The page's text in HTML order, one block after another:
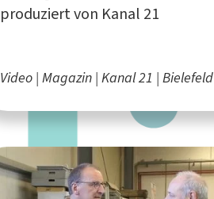
produziert von Kanal 21
Video Magazin Kanal 21 Bielefeld